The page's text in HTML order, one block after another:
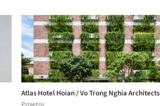
Atlas Hotel Hoian / Vo Trong Nghia Architects